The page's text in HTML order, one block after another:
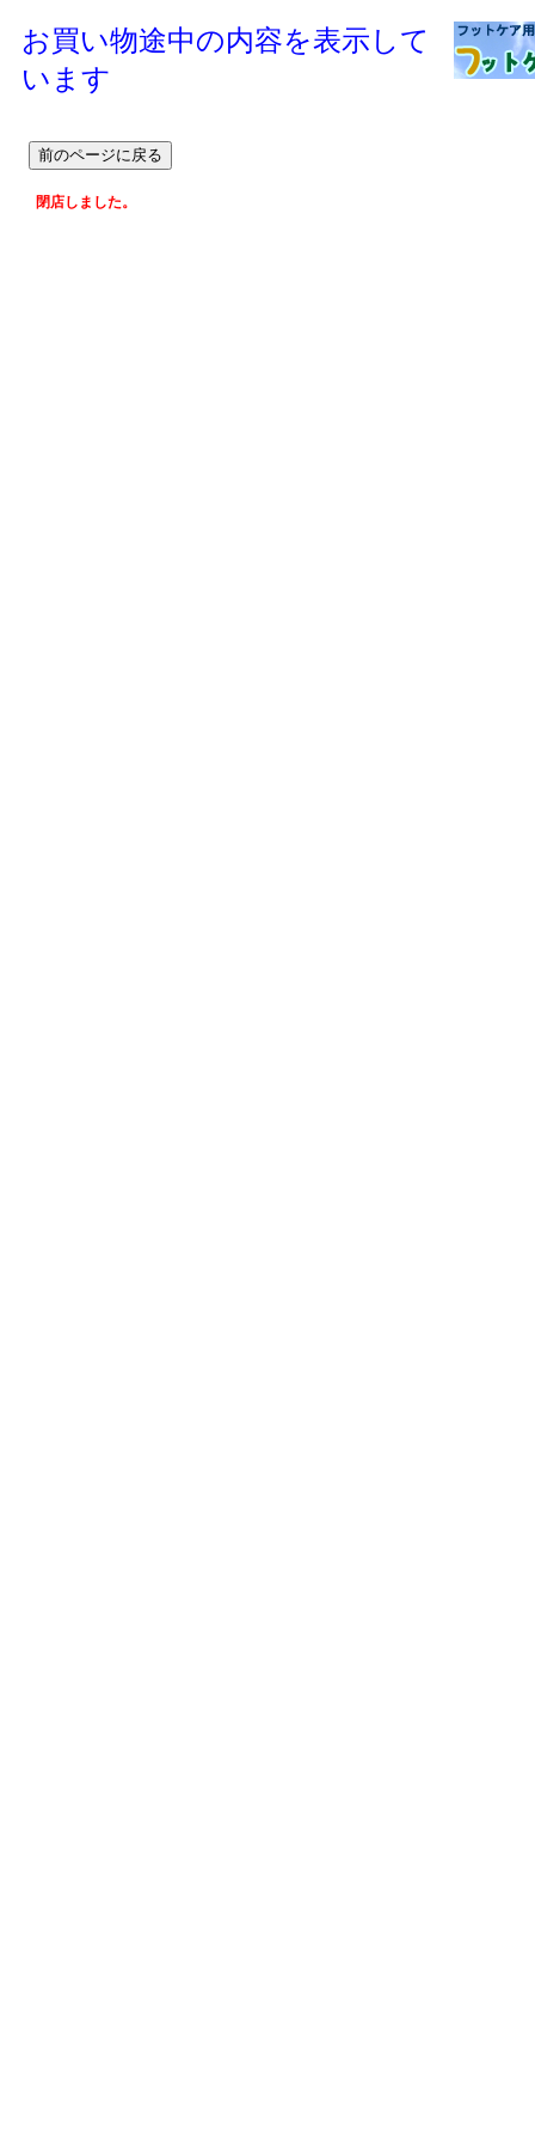
お買い物途中の内容を表示して
います
閉店しました。